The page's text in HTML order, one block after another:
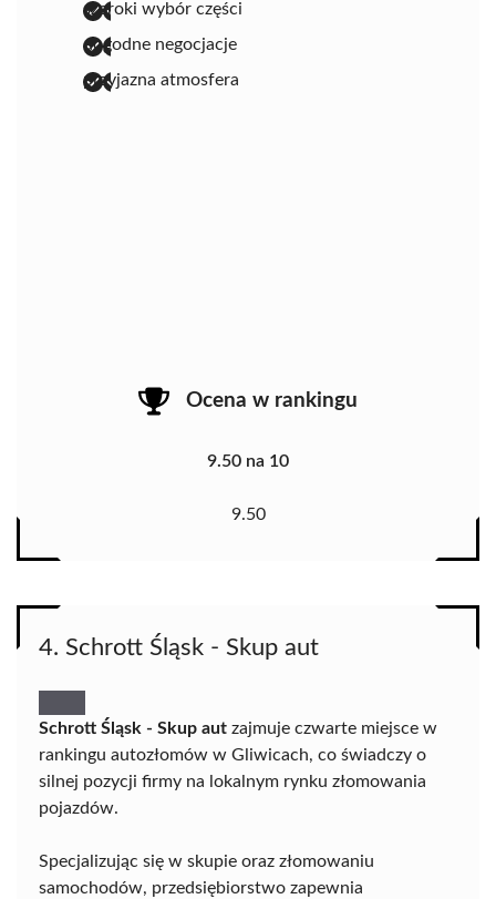
szeroki wybór części
dogodne negocjacje
przyjazna atmosfera
Ocena w rankingu
9.50 na 10
9.50
4. Schrott Śląsk - Skup aut
Schrott Śląsk - Skup aut zajmuje czwarte miejsce w
rankingu autozłomów w Gliwicach, co świadczy o
silnej pozycji firmy na lokalnym rynku złomowania
pojazdów.
Specjalizując się w skupie oraz złomowaniu
samochodów, przedsiębiorstwo zapewnia